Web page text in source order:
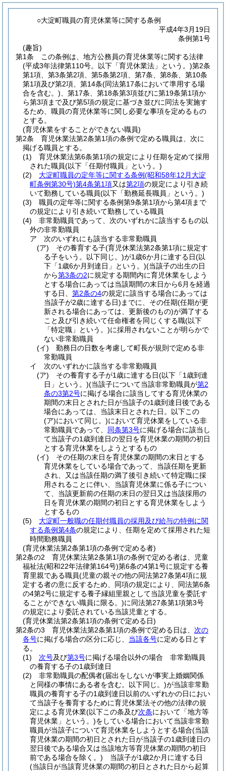
○大淀町職員の育児休業等に関する条例
平成4年3月19日
条例第1号
(趣旨)
第1条
この条例は、地方公務員の育児休業等に関する法律
(平成3年法律第110号。以下「育児休業法」という。)第2条
第1項、第3条第2項、第5条第2項、第7条、第8条、第10条
第1項及び第2項、第14条(同法第17条において準用する場
合を含む。) 、第17条、第18条第3項並びに第19条第1項か
ら第3項まで及び第5項の規定に基づき並びに同法を実施す
るため、職員の育児休業等に関し必要な事項を定めるもの
とする。
(育児休業をすることができない職員)
第2条
育児休業法第2条第1項の条例で定める職員は、次に
掲げる職員とする。
(1)
育児休業法第6条第1項の規定により任期を定めて採用
された職員(以下「任期付職員」という。)
(2)
大淀町職員の定年等に関する条例(昭和58年12月大淀
町条例第30号)第4条第1項又は第2項の規定により引き続
いて勤務している職員(以下「勤務延長職員」という。)
(3)
職員の定年等に関する条例第9条第1項から第4項まで
の規定により引き続いて勤務している職員
(4)
非常勤職員であって、次のいずれかに該当するもの以
外の非常勤職員
ア
次のいずれにも該当する非常勤職員
(ア)
その養育する子(育児休業法第2条第1項に規定す
る子をいう。以下同じ。)が1歳6か月に達する日(以
下「1歳6か月到達日」という。)(当該子の出生の日
から第3条の2に規定する期間内に育児休業をしよう
とする場合にあっては当該期間の末日から6月を経過
する日、第2条の4の規定に該当する場合にあっては
当該子が2歳に達する日) までに、その任期(任期が更
新される場合にあっては、更新後のもの)が満了する
こと及び引き続いて任命権者を同じくする職(以下
「特定職」という。)に採用されないことが明らかで
ない非常勤職員
(イ)
勤務日の日数を考慮して町長が規則で定める非
常勤職員
イ
次のいずれかに該当する非常勤職員
(ア)
その養育する子が1歳に達する日(以下「1歳到達
日」という。)(当該子について当該非常勤職員が第2
条の3第2号に掲げる場合に該当してする育児休業の
期間の末日とされた日が当該子の1歳到達日後である
場合にあっては、当該末日とされた日。以下この
(ア)において同じ。)において育児休業をしている非
常勤職員であって、 同条第3号に掲げる場合に該当し
て当該子の1歳到達日の翌日を育児休業の期間の初日
とする育児休業をしようとするもの
(イ)
その任期の末日を育児休業の期間の末日とする
育児休業をしている場合であって、当該任期を更新
され、又は当該任期の満了後引き続いて特定職に採
用されることに伴い、当該育児休業に係る子につい
て、当該更新前の任期の末日の翌日又は当該採用の
日を育児休業の期間の初日とする育児休業をしよう
とするもの
(5)
大淀町一般職の任期付職員の採用及び給与の特例に関
する条例第4条の規定により、任期を定めて採用された短
時間勤務職員
(育児休業法第2条第1項の条例で定める者)
第2条の2
育児休業法第2条第1項の条例で定める者は、児童
福祉法(昭和22年法律第164号)第6条の4第1号に規定する養
育里親である職員(児童の親その他の同法第27条第4項に規
定する者の意に反するため、同項の規定により、同法第6条
の4第2号に規定する養子縁組里親として当該児童を委託す
ることができない職員に限る。)に同法第27条第1項第3号
の規定により委託されている当該児童とする。
(育児休業法第2条第1項の条例で定める日)
第2条の3
育児休業法第2条第1項の条例で定める日は、 次の
各号に掲げる場合の区分に応じ、 当該各号に定める日とす
る。
(1)
次号及び第3号に掲げる場合以外の場合 非常勤職員
の養育する子の1歳到達日
(2)
非常勤職員の配偶者(届出をしないが事実上婚姻関係
と同様の事情にある者を含む。以下同じ。)が当該非常勤
職員の養育する子の1歳到達日以前のいずれかの日におい
て当該子を養育するために育児休業法その他の法律の規
定による育児休業(以下この条及び次条において「地方等
育児休業」という。)をしている場合において当該非常勤
職員が当該子について育児休業をしようとする場合(当該
育児休業の期間の初日とされた日が当該子の1歳到達日の
翌日後である場合又は当該地方等育児休業の期間の初日
前である場合を除く。) 当該子が1歳2か月に達する日
(当該日が当該育児休業の期間の初日とされた日から起算